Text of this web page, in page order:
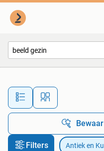
Alle
Filters Antiek en